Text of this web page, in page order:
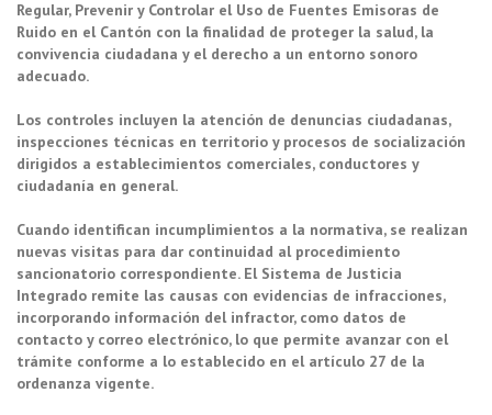
Regular, Prevenir y Controlar el Uso de Fuentes Emisoras de
Ruido en el Cantón con la finalidad de proteger la salud, la
convivencia ciudadana y el derecho a un entorno sonoro
adecuado.
Los controles incluyen la atención de denuncias ciudadanas,
inspecciones técnicas en territorio y procesos de socialización
dirigidos a establecimientos comerciales, conductores y
ciudadanía en general.
Cuando identifican incumplimientos a la normativa, se realizan
nuevas visitas para dar continuidad al procedimiento
sancionatorio correspondiente. El Sistema de Justicia
Integrado remite las causas con evidencias de infracciones,
incorporando información del infractor, como datos de
contacto y correo electrónico, lo que permite avanzar con el
trámite conforme a lo establecido en el artículo 27 de la
ordenanza vigente.